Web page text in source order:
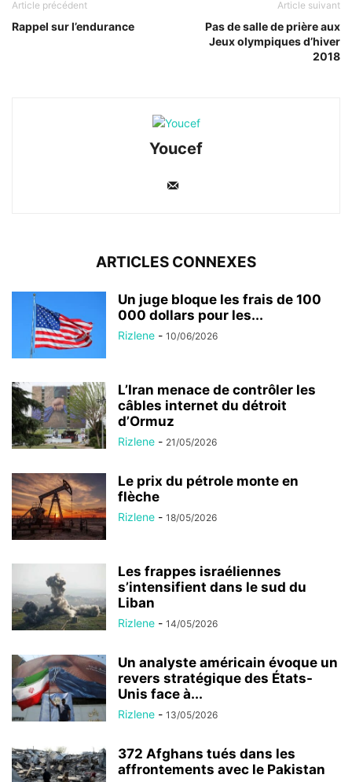
Article précédent
Rappel sur l’endurance
Article suivant
Pas de salle de prière aux
Jeux olympiques d’hiver
2018
Youcef
ARTICLES CONNEXES
Un juge bloque les frais de 100
000 dollars pour les...
Rizlene - 10/06/2026
L’Iran menace de contrôler les
câbles internet du détroit
d’Ormuz
Rizlene - 21/05/2026
Le prix du pétrole monte en
flèche
Rizlene - 18/05/2026
Les frappes israéliennes
s’intensifient dans le sud du
Liban
Rizlene - 14/05/2026
Un analyste américain évoque un
revers stratégique des États-
Unis face à...
Rizlene - 13/05/2026
372 Afghans tués dans les
affrontements avec le Pakistan